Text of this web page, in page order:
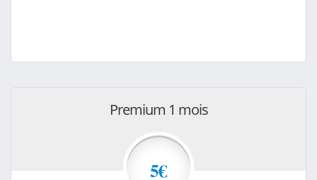
Premium 1 mois
5€